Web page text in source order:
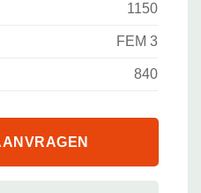
1150
FEM 3
840